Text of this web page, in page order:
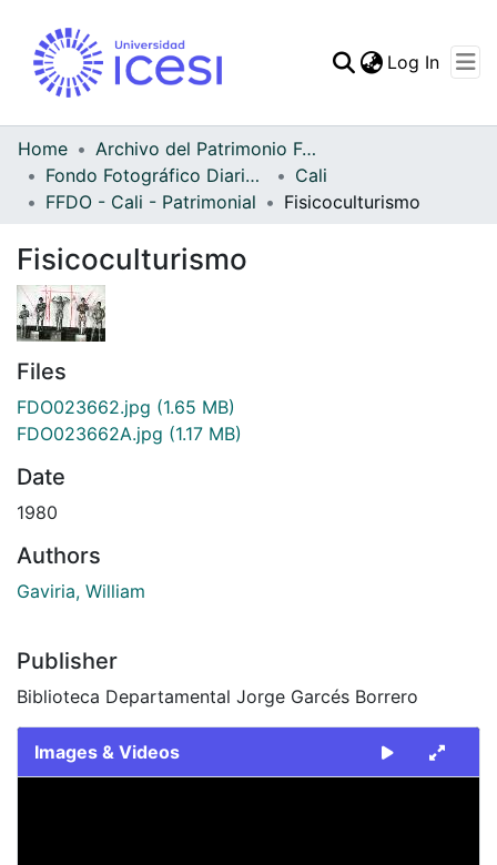
Statistics
Log In
Home
Archivo del Patrimonio Fotográfico y Fílmico del Valle del Cauca
Fondo Fotográfico Diario Occidente
Cali
FFDO - Cali - Patrimonial
Fisicoculturismo
Fisicoculturismo
Files
FDO023662.jpg (1.65 MB)
FDO023662A.jpg (1.17 MB)
Date
1980
Authors
Gaviria, William
Publisher
Biblioteca Departamental Jorge Garcés Borrero
Images & Videos